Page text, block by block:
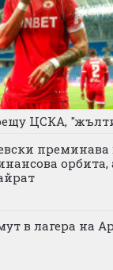
ЦСКА,
преминава
орбита,
в лагера на